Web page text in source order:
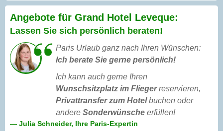
Angebote für Grand Hotel Leveque:
Lassen Sie sich persönlich beraten!
Paris Urlaub ganz nach Ihren Wünschen:
Ich berate Sie gerne persönlich!
Ich kann auch gerne Ihren
Wunschsitzplatz im Fliegerreservieren,
Privattransfer zum Hotelbuchen oder
andere Sonderwünsche erfüllen!
— Julia Schneider, Ihre Paris-Expertin